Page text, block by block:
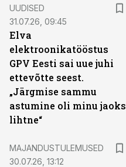
UUDISED
31.07.26, 09:45
Elva
elektroonikatööstus
GPV Eesti sai uue juhi
ettevõtte seest.
„Järgmise sammu
astumine oli minu jaoks
lihtne“
MAJANDUSTULEMUSED
30.07.26, 13:12